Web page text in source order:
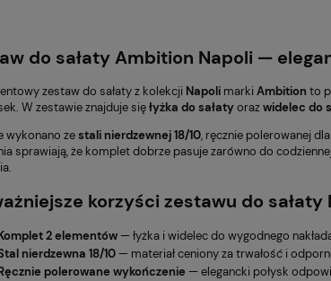
do sałaty Ambition Napoli —
zestaw do sałaty z kolekcji Napoli marki Ambition to
W zestawie znajduje sięłyżka do sałatyorazwidelec do
wykonano zestali nierdzewnej 18/10, ręcznie polerowanej
sprawiają, że komplet dobrze pasuje zarówno do
korzyści zestawu do sałaty
2 elementów— łyżka i widelec do wygodnego
nierdzewna 18/10— materiał ceniony za trwałość i
polerowane wykończenie— elegancki połysk